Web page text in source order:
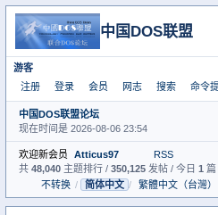
中国DOS联盟
游客
注册
登录 会员 网志 搜索 命令
中国DOS联盟论坛
现在时间是 2026-08-06 23:54
欢迎新会员 Atticus97
RSS
共 48,040 主题排行 / 350,125 发帖 / 今日 1 篇
不转换 / 简体中文 / 繁體中文（台灣）